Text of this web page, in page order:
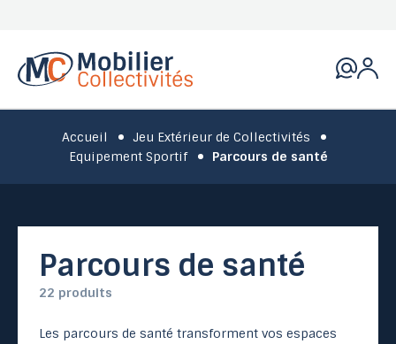
Accueil
Jeu Extérieur de Collectivités
Equipement Sportif
Parcours de santé
Parcours de santé
22 produits
Les parcours de santé transforment vos espaces